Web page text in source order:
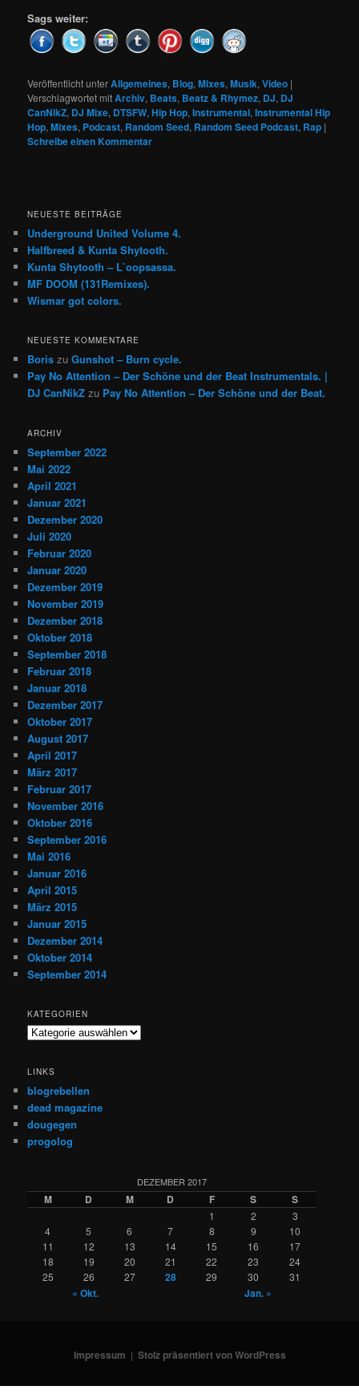
Sags weiter:
Veröffentlicht unterAllgemeines, Blog,Mixes,Musik,Video |
Verschlagwortet mitArchiv, Beats, Beatz & Rhymez, DJ, DJ
CanNikZ, DJ Mixe, DTSFW,Hip Hop,Instrumental,Instrumental Hip
Hop,Mixes, Podcast, Random Seed, Random Seed Podcast, Rap |
Schreibe einen Kommentar
NEUESTE BEITRÄGE
Underground United Volume 4.
Halfbreed & Kunta Shytooth.
Kunta Shytooth – L​`​oopsassa.
MF DOOM (131Remixes).
Wismar got colors.
NEUESTE KOMMENTARE
Boris zuGunshot – Burn cycle.
Pay No Attention – Der Schöne und der Beat Instrumentals. |
DJ CanNikZ zu Pay No Attention – Der Schöne und der Beat.
ARCHIV
September 2022
Mai 2022
April 2021
Januar 2021
Dezember 2020
Juli 2020
Februar 2020
Januar 2020
Dezember 2019
November 2019
Dezember 2018
Oktober 2018
September 2018
Februar 2018
Januar 2018
Dezember 2017
Oktober 2017
August 2017
April 2017
März 2017
Februar 2017
November 2016
Oktober 2016
September 2016
Mai 2016
Januar 2016
April 2015
März 2015
Januar 2015
Dezember 2014
Oktober 2014
September 2014
KATEGORIEN
Kategorien
LINKS
blogrebellen
dead magazine
dougegen
progolog
DEZEMBER 2017
M D M D F S S
1 2
3
4
5 6 7 8 9
10
11
12 13 14 15 16
17
18
19 20 21 22 23
24
25
26 27 28 29 30 31
« Okt. Jan. »
Impressum Stolz präsentiert von WordPress